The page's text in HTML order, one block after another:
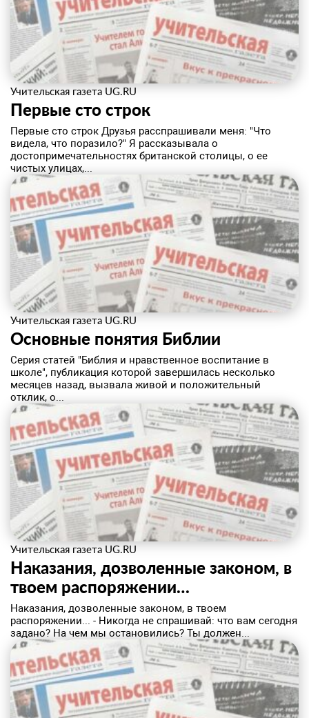
Учительская газета UG.RU
Первые сто строк
Первые сто строк Друзья расспрашивали меня: "Что
видела, что поразило?" Я рассказывала о
достопримечательностях британской столицы, о ее
чистых улицах,...
Учительская газета UG.RU
Основные понятия Библии
Серия статей "Библия и нравственное воспитание в
школе", публикация которой завершилась несколько
месяцев назад, вызвала живой и положительный
отклик, о...
Учительская газета UG.RU
Наказания, дозволенные законом, в
твоем распоряжении…
Наказания, дозволенные законом, в твоем
распоряжении... - Никогда не спрашивай: что вам сегодня
задано? На чем мы остановились? Ты должен...